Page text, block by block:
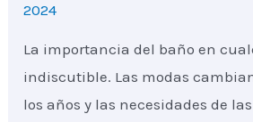
2024
La importancia del baño en
indiscutible. Las modas
los años y las necesidades de